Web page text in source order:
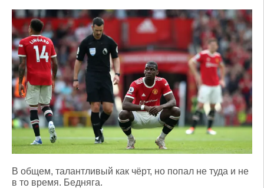
В общем, талантливый как чёрт, но попал не туда и не
в то время. Бедняга.